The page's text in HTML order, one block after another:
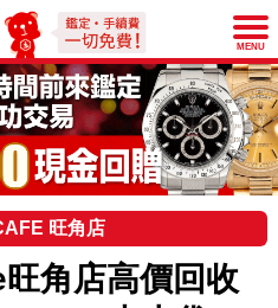
MENU
旺角店
角店高價回收